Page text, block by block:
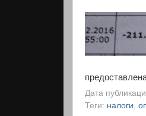
Дата
Теги: налоги,